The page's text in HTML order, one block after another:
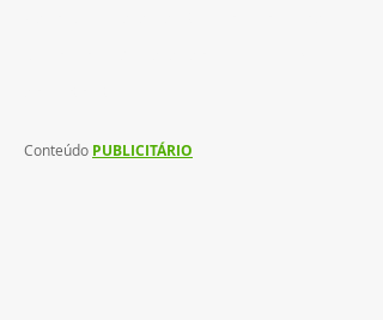
Conteúdo PUBLICITÁRIO